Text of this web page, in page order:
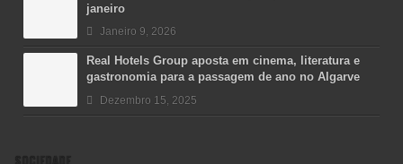
janeiro
Janeiro 9, 2026
Real Hotels Group aposta em cinema, literatura e
gastronomia para a passagem de ano no Algarve
Dezembro 15, 2025
SOCIEDADE